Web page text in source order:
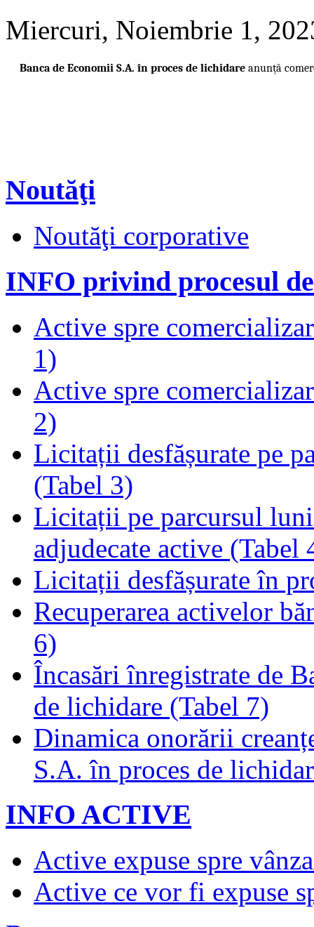
Miercuri, Noiembrie 1,
Banca de Economii S.A. în proces de lichidare anunță
Noutăţi
Noutăţi corporative
INFO privind procesul
Active spre
1)
Active spre
2)
Licitații desfășurate pe
(Tabel 3)
Licitații pe parcursul
adjudecate active (Tabel
Licitații desfășurate în
Recuperarea activelor
6)
Încasări înregistrate de
de lichidare (Tabel 7)
Dinamica onorării
S.A. în proces de
INFO ACTIVE
Active expuse spre
Active ce vor fi expuse